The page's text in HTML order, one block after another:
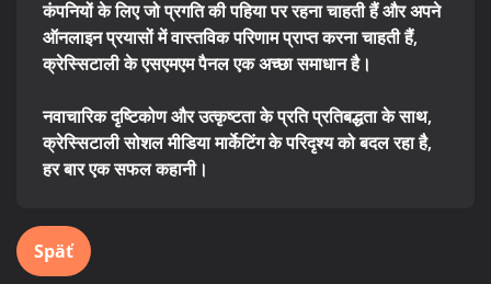
कंपनियों के लिए जो प्रगति की पहिया पर रहना चाहती हैं और अपने
ऑनलाइन प्रयासों में वास्तविक परिणाम प्राप्त करना चाहती हैं,
क्रेस्सिटाली के एसएमएम पैनल एक अच्छा समाधान है।
नवाचारिक दृष्टिकोण और उत्कृष्टता के प्रति प्रतिबद्धता के साथ,
क्रेस्सिटाली सोशल मीडिया मार्केटिंग के परिदृश्य को बदल रहा है,
हर बार एक सफल कहानी।
Späť